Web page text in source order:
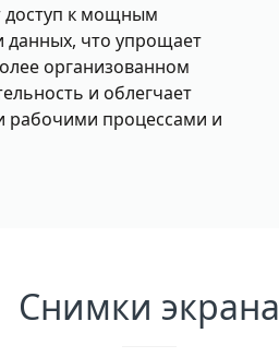
доступ к мощным
данных, что упрощает
организованном
и облегчает
рабочими процессами и
Снимки экрана